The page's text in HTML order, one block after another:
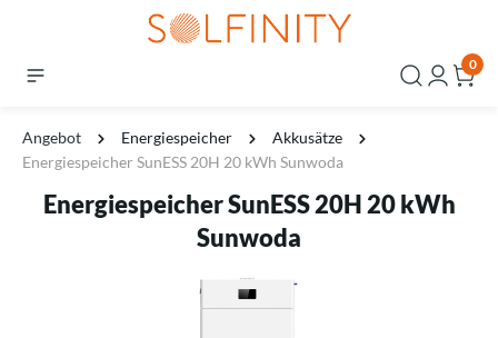
0
Angebot Energiespeicher
Akkusätze
Energiespeicher SunESS 20H 20 kWh Sunwoda
Energiespeicher SunESS 20H 20 kWh
Sunwoda